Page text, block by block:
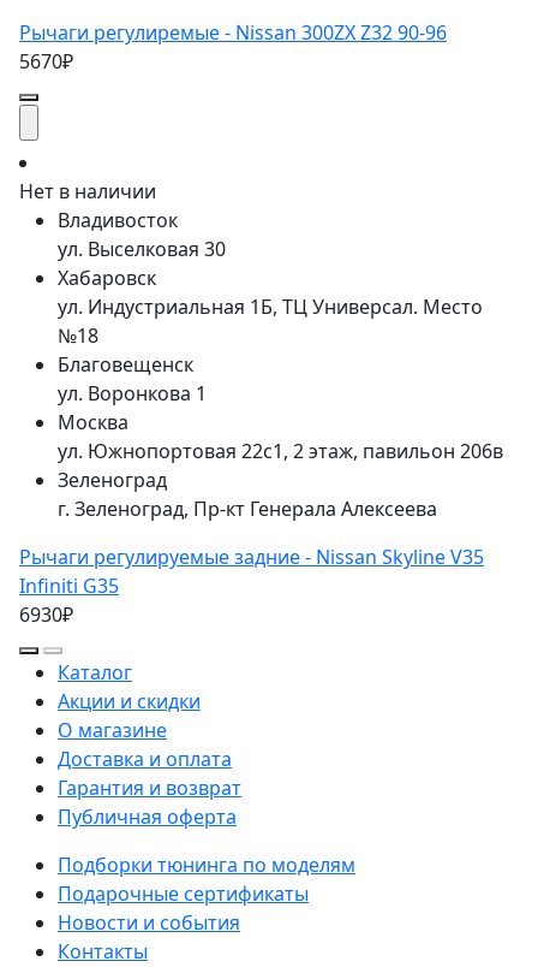
Рычаги регулиремые - Nissan 300ZX Z32 90-96
5670₽
Нет в наличии
Владивосток
ул. Выселковая 30
Хабаровск
ул. Индустриальная 1Б, ТЦ Универсал. Место
№18
Благовещенск
ул. Воронкова 1
Москва
ул. Южнопортовая 22с1, 2 этаж, павильон 206в
Зеленоград
г. Зеленоград, Пр-кт Генерала Алексеева
Рычаги регулируемые задние - Nissan Skyline V35
Infiniti G35
6930₽
Каталог
Акции и скидки
О магазине
Доставка и оплата
Гарантия и возврат
Публичная оферта
Подборки тюнинга по моделям
Подарочные сертификаты
Новости и события
Контакты